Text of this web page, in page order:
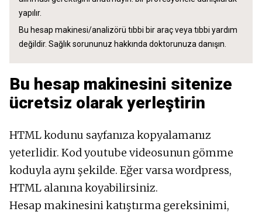
yapılır.
Bu hesap makinesi/analizörü tıbbi bir araç veya tıbbi yardım
değildir. Sağlık sorununuz hakkında doktorunuza danışın.
Bu hesap makinesini sitenize
ücretsiz olarak yerleştirin
HTML kodunu sayfanıza kopyalamanız
yeterlidir. Kod youtube videosunun gömme
koduyla aynı şekilde. Eğer varsa wordpress,
HTML alanına koyabilirsiniz.
Hesap makinesini katıştırma gereksinimi,